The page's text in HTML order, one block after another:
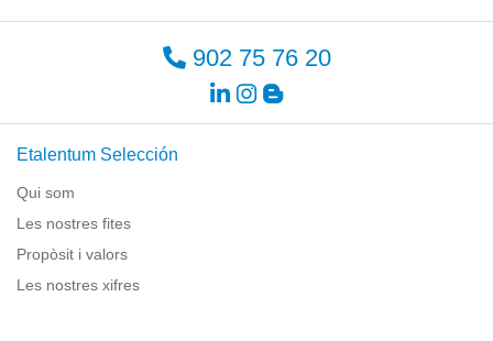
902 75 76 20
Etalentum Selección
Qui som
Les nostres fites
Propòsit i valors
Les nostres xifres